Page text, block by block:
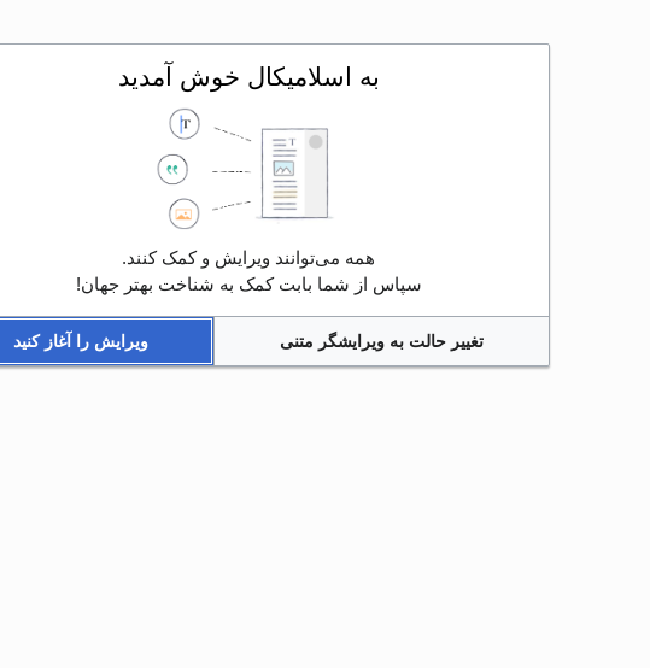
به اسلامیکال خوش آمدید
همه می‌توانند ویرایش و کمک کنند.
سپاس از شما بابت کمک به شناخت بهتر جهان!
تغییر حالت به ویرایشگر متنی ویرایش را آغاز کنید